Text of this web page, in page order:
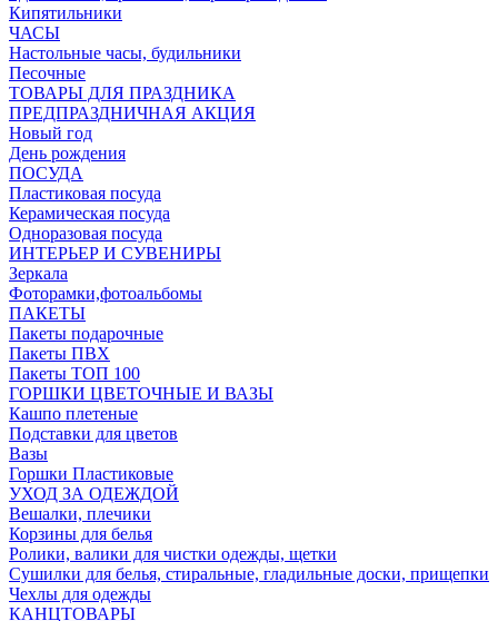
Кипятильники
ЧАСЫ
Настольные часы, будильники
Песочные
ТОВАРЫ ДЛЯ ПРАЗДНИКА
ПРЕДПРАЗДНИЧНАЯ АКЦИЯ
Новый год
День рождения
ПОСУДА
Пластиковая посуда
Керамическая посуда
Одноразовая посуда
ИНТЕРЬЕР И СУВЕНИРЫ
Зеркала
Фоторамки,фотоальбомы
ПАКЕТЫ
Пакеты подарочные
Пакеты ПВХ
Пакеты ТОП 100
ГОРШКИ ЦВЕТОЧНЫЕ И ВАЗЫ
Кашпо плетеные
Подставки для цветов
Вазы
Горшки Пластиковые
УХОД ЗА ОДЕЖДОЙ
Вешалки, плечики
Корзины для белья
Ролики, валики для чистки одежды, щетки
Сушилки для белья, стиральные, гладильные доски, прищепки
Чехлы для одежды
КАНЦТОВАРЫ